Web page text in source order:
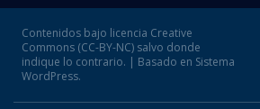
Contenidos bajo licencia Creative
Commons (CC-BY-NC) salvo donde
indique lo contrario. | Basado en Sistema
WordPress.